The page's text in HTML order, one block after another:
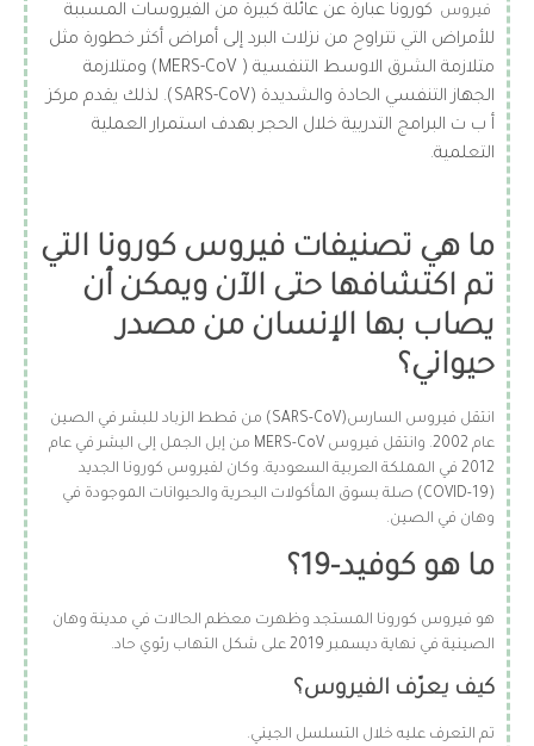
فيروس كورونا عبارة عن عائلة كبيرة من الفيروسات المسببة
للأمراض التي تتراوح من نزلات البرد إلى أمراض أكثر خطورة مثل
متلازمة الشرق الاوسط التنفسية ( MERS-CoV) ومتلازمة
الجهاز التنفسي الحادة والشديدة (SARS-CoV). لذلك يقدم مركز
أ ب ت البرامج التدربية خلال الحجر بهدف استمرار العملية
التعلمية.
ما هي تصنيفات فيروس كورونا التي
تم اكتشافها حتى الآن ويمكن أن
يصاب بها الإنسان من مصدر
حيواني؟
انتقل فيروس السارس(SARS-CoV) من قطط الزباد للبشر في الصين
عام 2002. وانتقل فيروس MERS-CoV من إبل الجمل إلى البشر في عام
2012 في المملكة العربية السعودية. وكان لفيروس كورونا الجديد
(COVID-19) صلة بسوق المأكولات البحرية والحيوانات الموجودة في
وهان في الصين.
ما هو كوفيد-19؟
هو فيروس كورونا المستجد وظهرت معظم الحالات في مدينة وهان
الصينية في نهاية ديسمبر 2019 على شكل التهاب رئوي حاد.
كيف يعرّف الفيروس؟
تم التعرف عليه خلال التسلسل الجيني.